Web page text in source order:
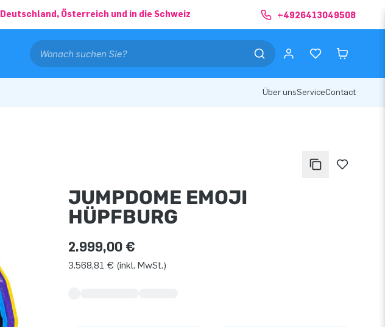
Deutschland, Österreich und in die Schweiz +4926413049508
Über unsServiceContact
JUMPDOME EMOJI
HÜPFBURG
2.999,00 €
3.568,81 € (inkl. MwSt.)